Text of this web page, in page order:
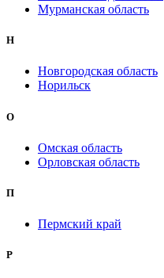
Мурманская область
Н
Новгородская область
Норильск
О
Омская область
Орловская область
П
Пермский край
Р